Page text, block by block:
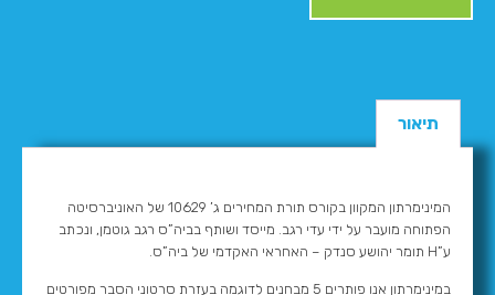
תיאור
המינימרתון המקוון בקורס תורת המחירים ג’ 10629 של האוניברסיטה
הפתוחה מועבר על ידי עדי רגב. מייסד ושותף בביה”ס רגב גוטמן, ונכתב
ע”H תומר יהושע סנדק – האחראי האקדמי של ביה”ס.
במינימרתון אנו פותרים 5 מבחנים לדוגמה בעזרת סרטוני הסבר מפורטים